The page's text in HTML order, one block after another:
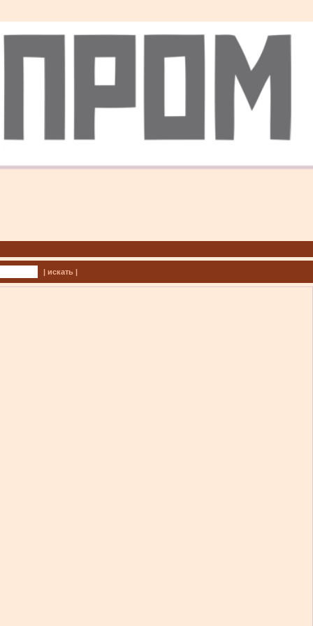
| искать |